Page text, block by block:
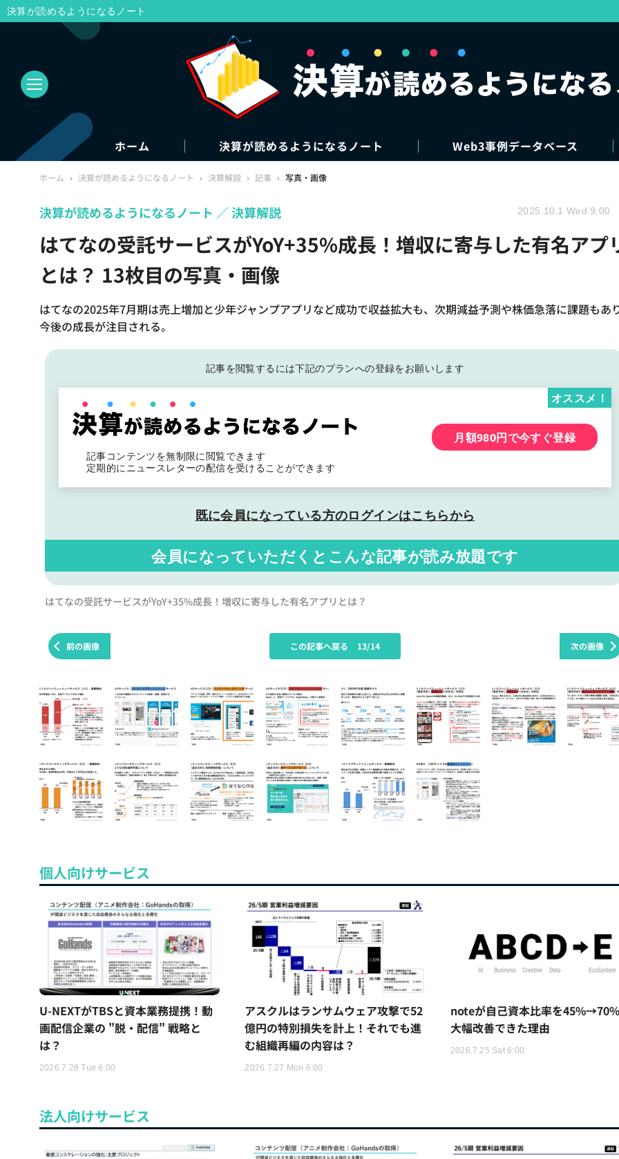
ホーム 決算が読めるようになるノート Web3事例データベース
ホーム › 決算が読めるようになるノート › 決算解説 › 記事 › 写真・画像
はてなの受託サービスがYoY+35%成長！増収に寄与した有名アプ
とは？ 13枚目の写真・画像
はてなの2025年7月期は売上増加と少年ジャンプアプリなど成功で収益拡大も、次期減益予測や株価急落に課題もあ
今後の成長が注目される。
決算が読めるようになるノート 決算解説 2025.10.1 Wed 9:00
記事を閲覧するには下記のプランへの登録をお願いします
記事コンテンツを無制限に閲覧できます
定期的にニュースレターの配信を受けることができます
オススメ！
月額980円で今すぐ登録
既に会員になっている方のログインはこちらから
会員になっていただくと こんな記事が読み放題です
はてなの受託サービスがYoY+35%成長！増収に寄与した有名アプリとは？
前の画像 次の画像
この記事へ戻る 13/14
個人向けサービス
U-NEXTがTBSと資本業務提携！動
画配信企業の "脱・配信" 戦略と
は？
2026.7.28 Tue 6:00
アスクルはランサムウェア攻撃で52
億円の特別損失を計上！それでも進
む組織再編の内容は？
2026.7.27 Mon 6:00
noteが自己資本比率を
大幅改善できた理由
2026.7.25 Sat 6:00
法人向けサービス
決算が読めるようになるノート